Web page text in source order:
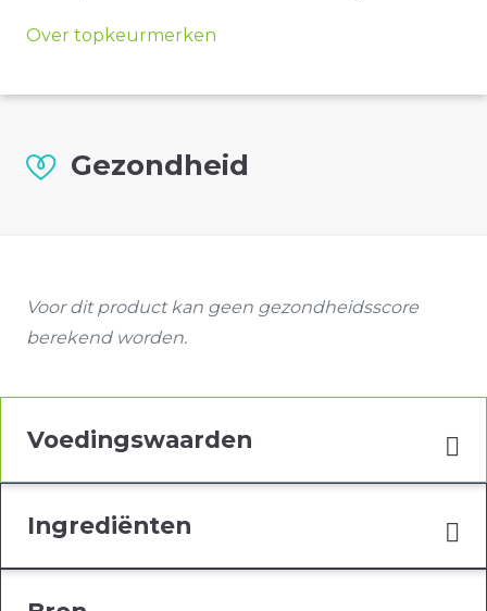
Over topkeurmerken
Gezondheid
Voor dit product kan geen gezondheidsscore
berekend worden.
Voedingswaarden
Ingrediënten